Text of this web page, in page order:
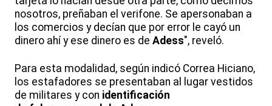
nosotros, preñaban el verifone. Se apersonaban a
los comercios y decían que por error le cayó un
dinero ahí y ese dinero es de Adess", reveló.
Para esta modalidad, según indicó Correa Hiciano,
los estafadores se presentaban al lugar vestidos
de militares y con identificación